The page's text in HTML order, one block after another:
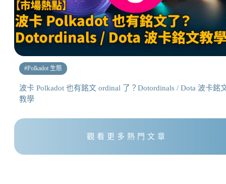
#Polkadot 生態
波卡 Polkadot 也有銘文 ordinal 了？Dotordinals / Dota 波卡銘
教學
觀看更多熱門文章